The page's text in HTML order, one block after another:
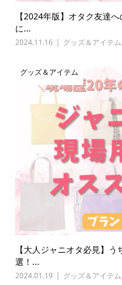
【2024年版】オタク友達
に...
2024.11.16 グッズ＆アイテム
グッズ＆アイテム
【大人ジャニオタ必見】
選！...
2024.01.19 グッズ＆アイテム